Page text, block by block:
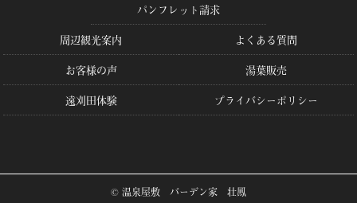
パンフレット請求
周辺観光案内
よくある質問
お客様の声
湯葉販売
遠刈田体験
プライバシーポリシー
© 温泉屋敷 バーデン家 壮鳳